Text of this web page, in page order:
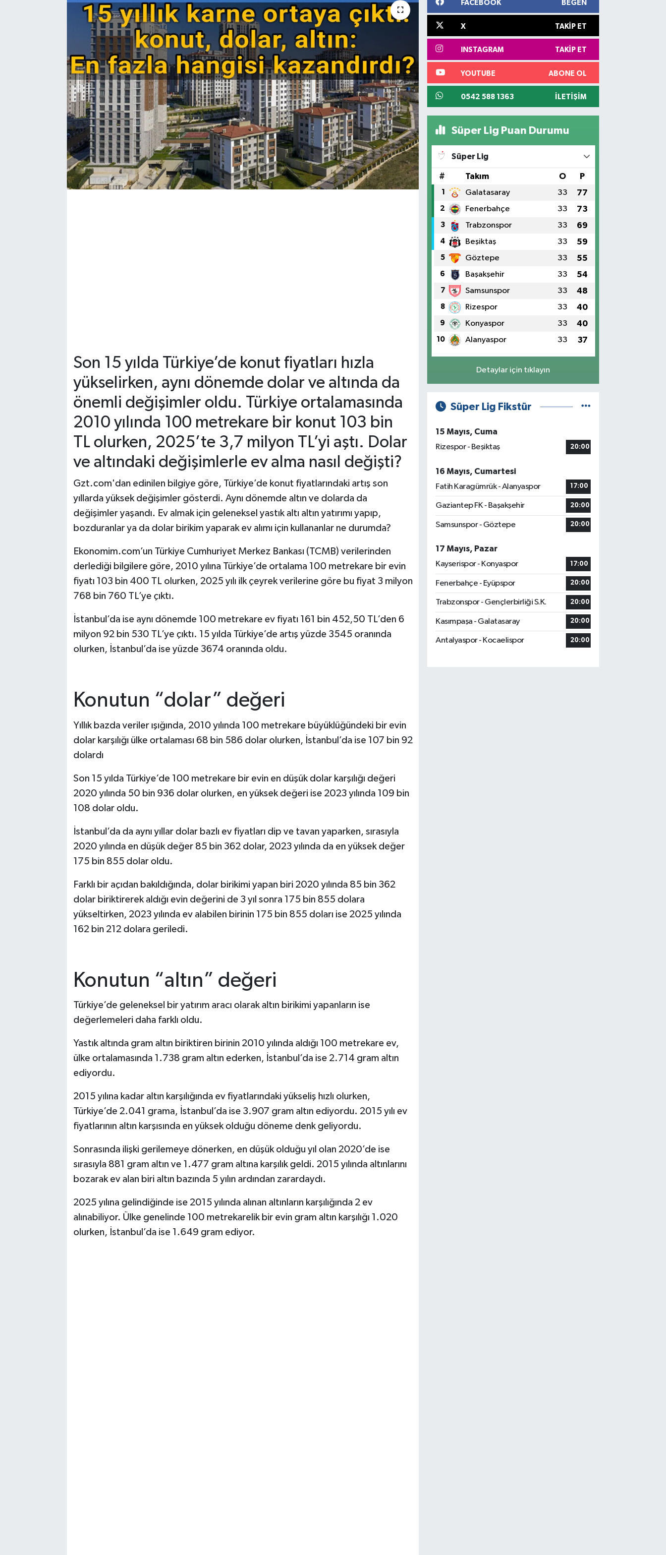
Son 15 yılda Türkiye’de konut fiyatları hızla
yükselirken, aynı dönemde dolar ve altında da
önemli değişimler oldu. Türkiye ortalamasında
2010 yılında 100 metrekare bir konut 103 bin
TL olurken, 2025’te 3,7 milyon TL’yi aştı. Dolar
ve altındaki değişimlerle ev alma nasıl değişti?
Gzt.com'dan edinilen bilgiye göre, Türkiye’de konut fiyatlarındaki artış son
yıllarda yüksek değişimler gösterdi. Aynı dönemde altın ve dolarda da
değişimler yaşandı. Ev almak için geleneksel yastık altı altın yatırımı yapıp,
bozduranlar ya da dolar birikim yaparak ev alımı için kullananlar ne durumda?
Ekonomim.com’un Türkiye Cumhuriyet Merkez Bankası (TCMB) verilerinden
derlediği bilgilere göre, 2010 yılına Türkiye’de ortalama 100 metrekare bir evin
fiyatı 103 bin 400 TL olurken, 2025 yılı ilk çeyrek verilerine göre bu fiyat 3 milyon
768 bin 760 TL’ye çıktı.
İstanbul’da ise aynı dönemde 100 metrekare ev fiyatı 161 bin 452,50 TL’den 6
milyon 92 bin 530 TL’ye çıktı. 15 yılda Türkiye’de artış yüzde 3545 oranında
olurken, İstanbul’da ise yüzde 3674 oranında oldu.
Konutun “dolar” değeri
Yıllık bazda veriler ışığında, 2010 yılında 100 metrekare büyüklüğündeki bir evin
dolar karşılığı ülke ortalaması 68 bin 586 dolar olurken, İstanbul’da ise 107 bin 92
dolardı
Son 15 yılda Türkiye’de 100 metrekare bir evin en düşük dolar karşılığı değeri
2020 yılında 50 bin 936 dolar olurken, en yüksek değeri ise 2023 yılında 109 bin
108 dolar oldu.
İstanbul’da da aynı yıllar dolar bazlı ev fiyatları dip ve tavan yaparken, sırasıyla
2020 yılında en düşük değer 85 bin 362 dolar, 2023 yılında da en yüksek değer
175 bin 855 dolar oldu.
Farklı bir açıdan bakıldığında, dolar birikimi yapan biri 2020 yılında 85 bin 362
dolar biriktirerek aldığı evin değerini de 3 yıl sonra 175 bin 855 dolara
yükseltirken, 2023 yılında ev alabilen birinin 175 bin 855 doları ise 2025 yılında
162 bin 212 dolara geriledi.
Konutun “altın” değeri
Türkiye’de geleneksel bir yatırım aracı olarak altın birikimi yapanların ise
değerlemeleri daha farklı oldu.
Yastık altında gram altın biriktiren birinin 2010 yılında aldığı 100 metrekare ev,
ülke ortalamasında 1.738 gram altın ederken, İstanbul’da ise 2.714 gram altın
ediyordu.
2015 yılına kadar altın karşılığında ev fiyatlarındaki yükseliş hızlı olurken,
Türkiye’de 2.041 grama, İstanbul’da ise 3.907 gram altın ediyordu. 2015 yılı ev
fiyatlarının altın karşısında en yüksek olduğu döneme denk geliyordu.
Sonrasında ilişki gerilemeye dönerken, en düşük olduğu yıl olan 2020’de ise
sırasıyla 881 gram altın ve 1.477 gram altına karşılık geldi. 2015 yılında altınlarını
bozarak ev alan biri altın bazında 5 yılın ardından zarardaydı.
2025 yılına gelindiğinde ise 2015 yılında alınan altınların karşılığında 2 ev
alınabiliyor. Ülke genelinde 100 metrekarelik bir evin gram altın karşılığı 1.020
olurken, İstanbul’da ise 1.649 gram ediyor.
FACEBOOK BEĞEN
X TAKIP ET
INSTAGRAM TAKIP ET
YOUTUBE ABONE OL
0542 588 1363 İLETIŞIM
Süper Lig Puan Durumu
Süper Lig
# Takım O P
1 Galatasaray 33 77
2 Fenerbahçe 33 73
3 Trabzonspor 33 69
4 Beşiktaş 33 59
5 Göztepe 33 55
6 Başakşehir 33 54
7 Samsunspor 33 48
8 Rizespor 33 40
9 Konyaspor 33 40
10 Alanyaspor 33 37
Detaylar için tıklayın
Süper Lig Fikstür
15 Mayıs, Cuma
Rizespor - Beşiktaş
20:00
16 Mayıs, Cumartesi
Fatih Karagümrük - Alanyaspor
17:00
Gaziantep FK - Başakşehir 20:00
Samsunspor - Göztepe 20:00
17 Mayıs, Pazar
Kayserispor - Konyaspor
17:00
Fenerbahçe - Eyüpspor 20:00
Trabzonspor - Gençlerbirliği S.K. 20:00
Kasımpaşa - Galatasaray 20:00
Antalyaspor - Kocaelispor 20:00